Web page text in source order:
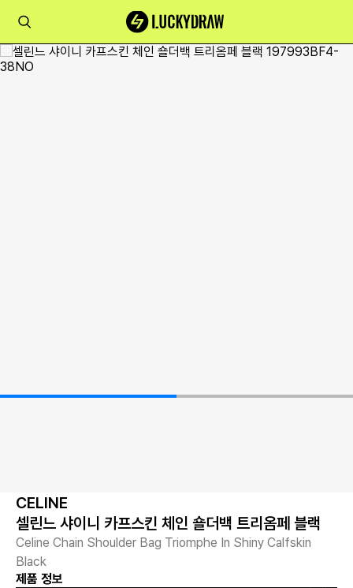
CELINE
셀린느 샤이니 카프스킨 체인 숄더백 트리옴페 블랙
Celine Chain Shoulder Bag Triomphe In Shiny Calfskin
Black
제품 정보